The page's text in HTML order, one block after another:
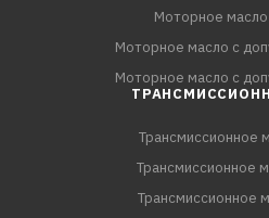
Моторное
Моторное масло с
Моторное масло с
Трансмиссионное
Трансмиссионное
Трансмиссионное